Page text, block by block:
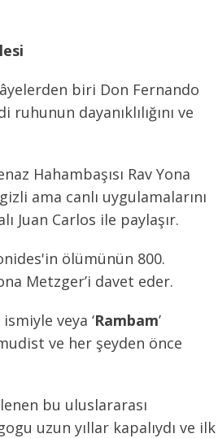
biri Don Fernando
dayanıklılığını ve
Hahambaşısı Rav Yona
ama canlı uygulamalarını
Juan Carlos ile paylaşır.
ölümünün 800.
Metzger’i davet eder.
veya ‘Rambam’
ve her şeyden önce
bu uluslararası
uzun yıllar kapalıydı ve ilk